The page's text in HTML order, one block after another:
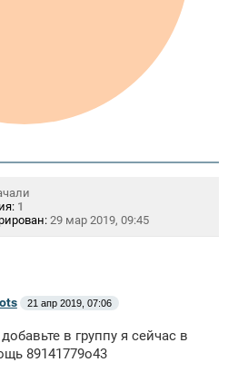
1
29 мар 2019, 09:45
21 апр 2019, 07:06
в группу я сейчас в
89141779о43